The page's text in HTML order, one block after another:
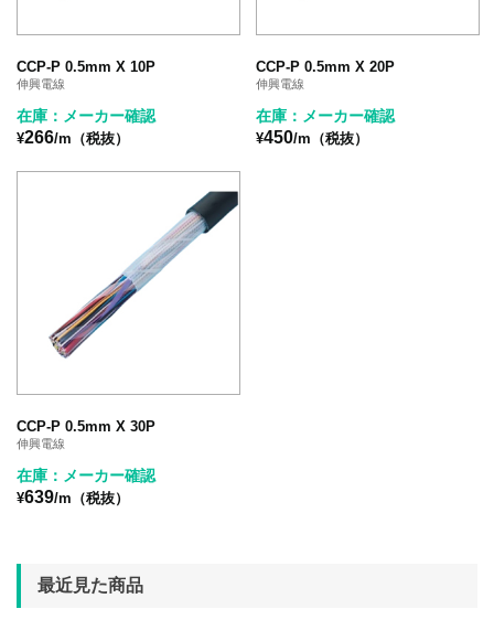
CCP-P 0.5mm X 10P
伸興電線
在庫：メーカー確認
¥266/m（税抜）
CCP-P 0.5mm X 20P
伸興電線
在庫：メーカー確認
¥450/m（税抜）
CCP-P 0.5mm X 30P
伸興電線
在庫：メーカー確認
¥639/m（税抜）
最近見た商品